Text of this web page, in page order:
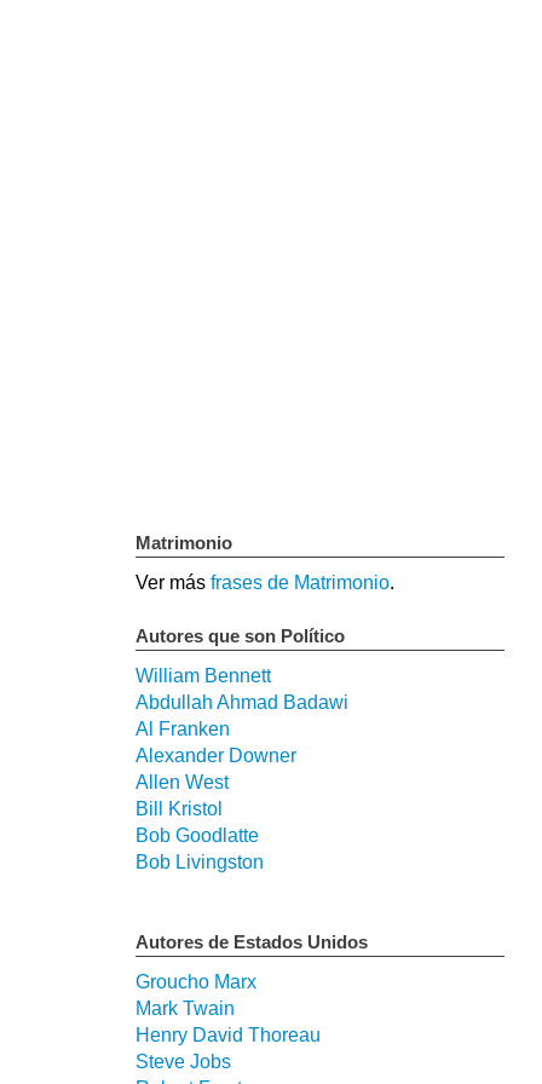
Matrimonio
Ver más frases de Matrimonio.
Autores que son Político
William Bennett
Abdullah Ahmad Badawi
Al Franken
Alexander Downer
Allen West
Bill Kristol
Bob Goodlatte
Bob Livingston
Autores de Estados Unidos
Groucho Marx
Mark Twain
Henry David Thoreau
Steve Jobs